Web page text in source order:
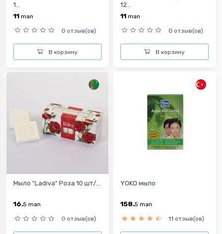
1...
11 man
0 отзыв(ов)
В корзину
12...
11 man
0 отзыв(ов)
В корзину
Мыло "Ladiva" Роза 10 шт/...
16.5 man
0 отзыв(ов)
YOKO мыло
158.5 man
11 отзыв(ов)